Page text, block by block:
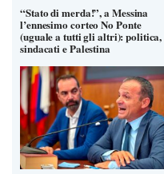
“Stato di merda!”, a Messina
l’ennesimo corteo No Ponte
(uguale a tutti gli altri): politica,
sindacati e Palestina